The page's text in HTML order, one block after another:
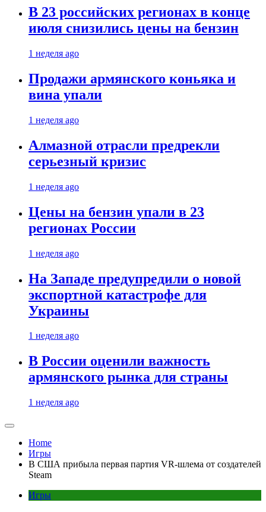
В 23 российских регионах в конце
июля снизились цены на бензин
1 неделя ago
Продажи армянского коньяка и
вина упали
1 неделя ago
Алмазной отрасли предрекли
серьезный кризис
1 неделя ago
Цены на бензин упали в 23
регионах России
1 неделя ago
На Западе предупредили о новой
экспортной катастрофе для
Украины
1 неделя ago
В России оценили важность
армянского рынка для страны
1 неделя ago
Home
Игры
В США прибыла первая партия VR-шлема от создателей
Steam
Игры